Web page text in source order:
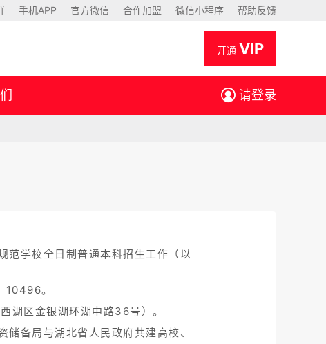
手机APP 官方微信 合作加盟 微信小程序 帮助反馈
开通 VIP
请登录
范学校全日制普通本科招生工作（以
。
湖区金银湖环湖中路36号）。
备局与湖北省人民政府共建高校、